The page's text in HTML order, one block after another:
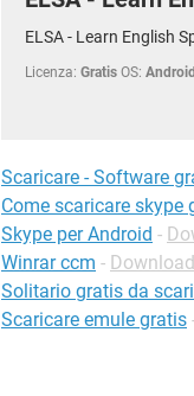
ELSA - Learn English
Licenza: Gratis OS: Android
Scaricare - Software
Come scaricare skype
Skype per Android -
Winrar ccm -
Solitario gratis da
Scaricare emule gratis